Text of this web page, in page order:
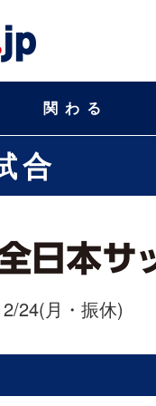
関わる
合
24(月・振休)